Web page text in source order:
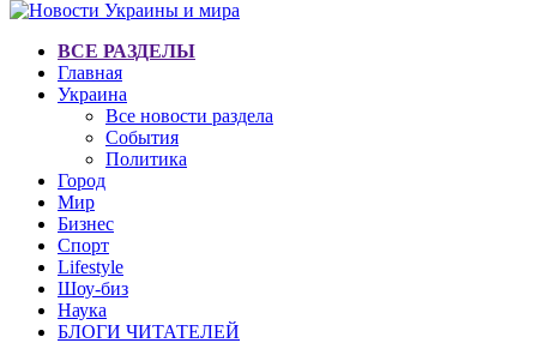
ВСЕ РАЗДЕЛЫ
Главная
Украина
Все новости раздела
События
Политика
Город
Мир
Бизнес
Спорт
Lifestyle
Шоу-биз
Наука
БЛОГИ ЧИТАТЕЛЕЙ